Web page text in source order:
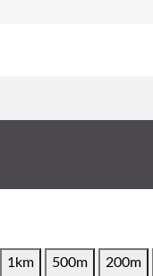
1km 500m 200m